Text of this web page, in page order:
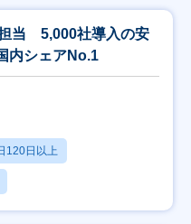
当 5,000社導入の安
内シェアNo.1
120日以上